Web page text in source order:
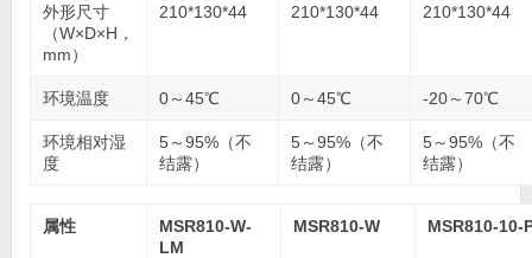
外形尺寸
（W×D×H，
mm）
210*130*44 210*130*44 210*130*44
环境温度 0～45℃ 0～45℃ -20～70℃
环境相对湿
度
5～95%（不
结露）
5～95%（不
结露）
5～95%（不
结露）
属性
MSR810-W-
LM
MSR810-W MSR810-10-